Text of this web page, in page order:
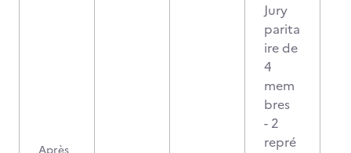
Jury
parita
ire de
4
mem
bres
- 2
repré